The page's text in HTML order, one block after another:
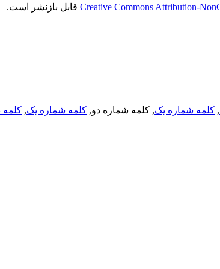
Creative Commons Attribution-قابل بازنشر است.
, کلمه شماره یک, کلمه شماره دو, کلمه شماره یک, کلمه